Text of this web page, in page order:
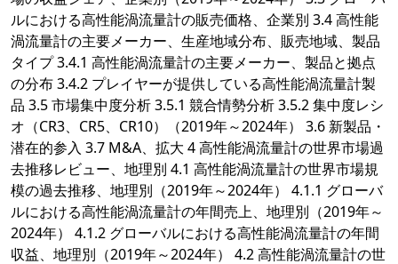
ルにおける高性能渦流量計の販売価格、企業別 3.4 高性能
渦流量計の主要メーカー、生産地域分布、販売地域、製品
タイプ 3.4.1 高性能渦流量計の主要メーカー、製品と拠点
の分布 3.4.2 プレイヤーが提供している高性能渦流量計製
品 3.5 市場集中度分析 3.5.1 競合情勢分析 3.5.2 集中度レシ
オ（CR3、CR5、CR10）（2019年～2024年） 3.6 新製品・
潜在的参入 3.7 M&A、拡大 4 高性能渦流量計の世界市場過
去推移レビュー、地理別 4.1 高性能渦流量計の世界市場規
模の過去推移、地理別（2019年～2024年） 4.1.1 グローバ
ルにおける高性能渦流量計の年間売上、地理別（2019年～
2024年） 4.1.2 グローバルにおける高性能渦流量計の年間
収益、地理別（2019年～2024年） 4.2 高性能渦流量計の世